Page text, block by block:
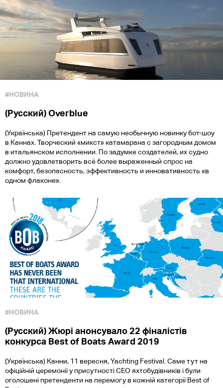
#НОВИНА
(Русский) Overblue
(Українська) Претендент на самую необычную новинку бот-шоу
в Каннах. Творческий «микст» катамарана с загородным домом
в итальянском исполнении. По задумке создателей, их судно
должно удовлетворить всё более выраженный спрос на
комфорт, безопасность, эффективность и инновативность «в
одном флаконе».
#НОВИНА
(Русский) Жюрі анонсувало 22 фіналістів
конкурса Best of Boats Award 2019
(Українська) Канни, 11 вересня, Yachting Festival. Саме тут на
офіційній церемонії у присутності CEO яхтобудівників і були
оголошені претенденти на перемогу в кожній категорії Best of